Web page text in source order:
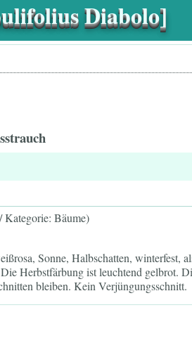
Diabolo]
Kategorie: Bäume)
Sonne, Halbschatten, winterfest,
Herbstfärbung ist leuchtend gelbrot.
bleiben. Kein Verjüngungsschnitt.